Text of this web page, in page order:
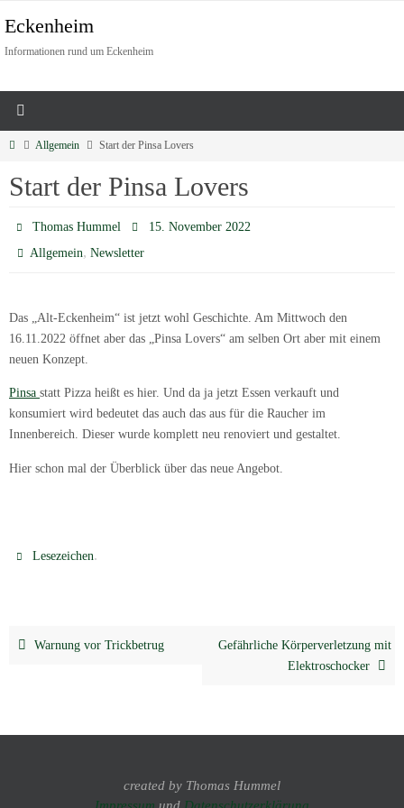
Eckenheim
Informationen rund um Eckenheim
Allgemein Start der Pinsa Lovers
Start der Pinsa Lovers
Thomas Hummel
15. November 2022
Allgemein,Newsletter
Das „Alt-Eckenheim“ ist jetzt wohl Geschichte. Am Mittwoch den
16.11.2022 öffnet aber das „Pinsa Lovers“ am selben Ort aber mit einem
neuen Konzept.
Pinsa statt Pizza heißt es hier. Und da ja jetzt Essen verkauft und
konsumiert wird bedeutet das auch das aus für die Raucher im
Innenbereich. Dieser wurde komplett neu renoviert und gestaltet.
Hier schon mal der Überblick über das neue Angebot.
Lesezeichen.
Warnung vor Trickbetrug
Gefährliche Körperverletzung mit
Elektroschocker
created by Thomas Hummel